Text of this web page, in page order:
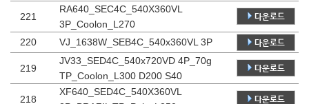
221
RA640_SEC4C_540X360VL
3P_Coolon_L270
다운로드
220 VJ_1638W_SEB4C_540x360VL 3P 다운로드
219
JV33_SED4C_540x720VD 4P_70g
TP_Coolon_L300 D200 S40
다운로드
218
XF640_SED4C_540X360VL
다운로드